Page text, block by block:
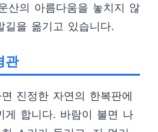
산의 아름다움을 놓치지 않
길을 옮기고 있습니다.
관
진정한 자연의 한복판에
게 합니다. 바람이 불면 나